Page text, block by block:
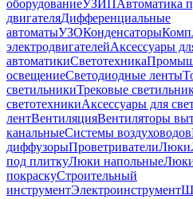
оборудованиеУЗИПАвтоматика
двигателяДифференциальные
автоматыУЗОКонденсаторы
электродвигателейАксессуары
автоматикиСветотехника
освещениеСветодиодные ленты
светильникиТрековые
светотехникиАксессуары для
лентВентиляцияВентиляторы
канальныеСистемы воздуховодов
диффузорыПроветривателиЛюки
под плиткуЛюки напольные
покраскуСтроительный
инструментЭлектроинструмент